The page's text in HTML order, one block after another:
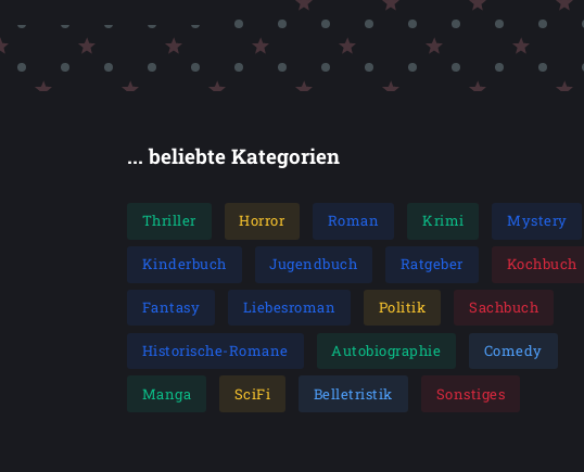
... beliebte Kategorien
Thriller Horror Roman Krimi Mystery
Kinderbuch Jugendbuch Ratgeber Kochbuch
Fantasy Liebesroman Politik Sachbuch
Historische-Romane Autobiographie Comedy
Manga SciFi Belletristik Sonstiges